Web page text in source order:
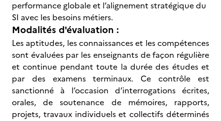
performance globale et l’alignement stratégique du
SI avec les besoins métiers.
Modalités d'évaluation :
Les aptitudes, les connaissances et les compétences
sont évaluées par les enseignants de façon régulière
et continue pendant toute la durée des études et
par des examens terminaux. Ce contrôle est
sanctionné à l’occasion d’interrogations écrites,
orales, de soutenance de mémoires, rapports,
projets, travaux individuels et collectifs déterminés